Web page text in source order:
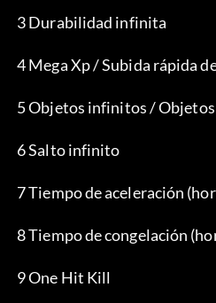
3 Durabilidad infinita
4 Mega Xp / Subida rápida
5 Objetos infinitos /
6 Salto infinito
7 Tiempo de aceleración
8 Tiempo de congelación
9 One Hit Kill